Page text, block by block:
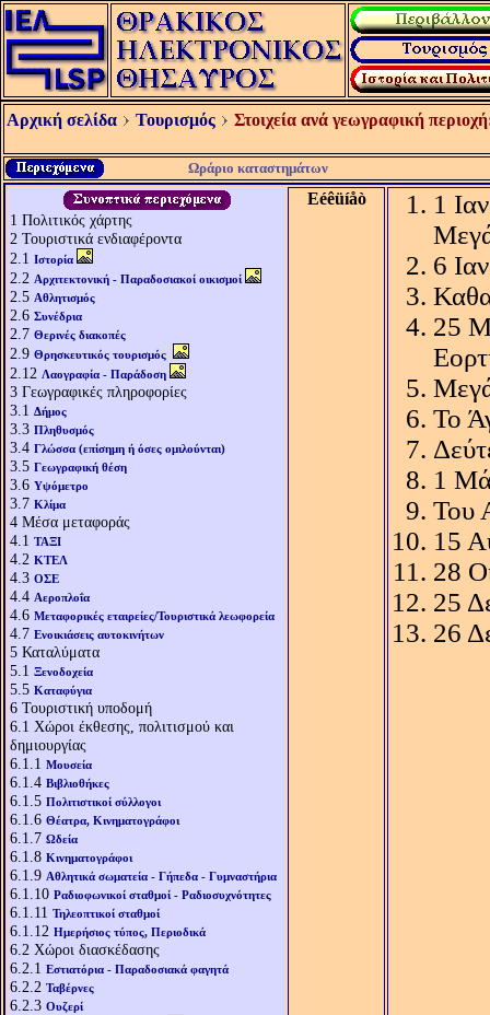
Αρχική σελίδα Τουρισμός Στοιχεία ανά γεωγραφική
Ωράριο καταστημάτων
1 Πολιτικός χάρτης
2 Τουριστικά ενδιαφέροντα
2.1 Ιστορία
2.2 Αρχιτεκτονική - Παραδοσιακοί οικισμοί
2.5 Αθλητισμός
2.6 Συνέδρια
2.7 Θερινές διακοπές
2.9 Θρησκευτικός τουρισμός
2.12 Λαογραφία - Παράδοση
3 Γεωγραφικές πληροφορίες
3.1 Δήμος
3.3 Πληθυσμός
3.4 Γλώσσα (επίσημη ή όσες ομιλούνται)
3.5 Γεωγραφική θέση
3.6 Υψόμετρο
3.7 Κλίμα
4 Μέσα μεταφοράς
4.1 ΤΑΞΙ
4.2 ΚΤΕΛ
4.3 ΟΣΕ
4.4 Αεροπλοΐα
4.6 Μεταφορικές εταιρείες/Τουριστικά λεωφορεία
4.7 Ενοικιάσεις αυτοκινήτων
5 Καταλύματα
5.1 Ξενοδοχεία
5.5 Καταφύγια
6 Τουριστική υποδομή
6.1 Χώροι έκθεσης, πολιτισμού και
δημιουργίας
6.1.1 Μουσεία
6.1.4 Βιβλιοθήκες
6.1.5 Πολιτιστικοί σύλλογοι
6.1.6 Θέατρα, Κινηματογράφοι
6.1.7 Ωδεία
6.1.8 Κινηματογράφοι
6.1.9 Αθλητικά σωματεία - Γήπεδα - Γυμναστήρια
6.1.10 Ραδιοφωνικοί σταθμοί - Ραδιοσυχνότητες
6.1.11 Τηλεοπτικοί σταθμοί
6.1.12 Ημερήσιος τύπος, Περιοδικά
6.2 Χώροι διασκέδασης
6.2.1 Εστιατόρια - Παραδοσιακά φαγητά
6.2.2 Ταβέρνες
6.2.3 Ουζερί
Eéêüíåò
1
6
25
Το
1
Του
15
28
25
26